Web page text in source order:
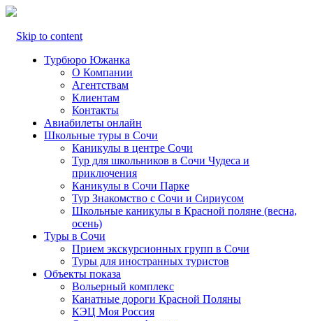
Skip to content
Турбюро Южанка
О Компании
Агентствам
Клиентам
Контакты
Авиабилеты онлайн
Школьные туры в Сочи
Каникулы в центре Сочи
Тур для школьников в Сочи Чудеса и
приключения
Каникулы в Сочи Парке
Тур Знакомство с Сочи и Сириусом
Школьные каникулы в Красной поляне (весна,
осень)
Туры в Сочи
Прием экскурсионных групп в Сочи
Туры для иностранных туристов
Объекты показа
Вольерный комплекс
Канатные дороги Красной Поляны
КЭЦ Моя Россия